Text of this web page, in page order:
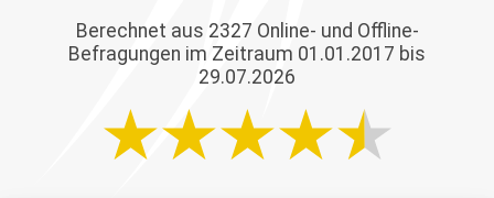
Berechnet aus 2327 Online- und Offline-
Befragungen im Zeitraum 01.01.2017 bis
29.07.2026